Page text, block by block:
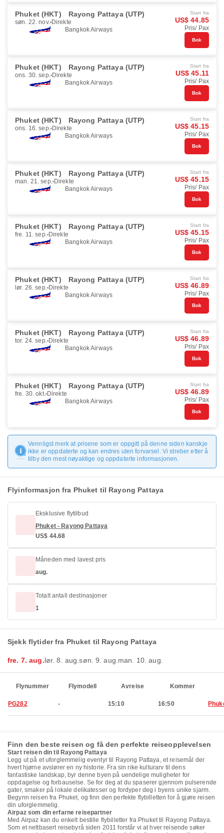
Phuket (HKT) Rayong Pattaya (UTP)
søn. 22. nov. Direkte
Bangkok Airways
Start fra
US$ 44.85
Pris/ Pax
Bok
Phuket (HKT) Rayong Pattaya (UTP)
ons. 30. sep. Direkte
Bangkok Airways
Start fra
US$ 45.11
Pris/ Pax
Bok
Phuket (HKT) Rayong Pattaya (UTP)
ons. 16. sep. Direkte
Bangkok Airways
Start fra
US$ 45.15
Pris/ Pax
Bok
Phuket (HKT) Rayong Pattaya (UTP)
man. 21. sep. Direkte
Bangkok Airways
Start fra
US$ 45.15
Pris/ Pax
Bok
Phuket (HKT) Rayong Pattaya (UTP)
fre. 11. sep. Direkte
Bangkok Airways
Start fra
US$ 45.15
Pris/ Pax
Bok
Phuket (HKT) Rayong Pattaya (UTP)
lør. 26. sep. Direkte
Bangkok Airways
Start fra
US$ 46.89
Pris/ Pax
Bok
Phuket (HKT) Rayong Pattaya (UTP)
tor. 24. sep. Direkte
Bangkok Airways
Start fra
US$ 46.89
Pris/ Pax
Bok
Phuket (HKT) Rayong Pattaya (UTP)
fre. 30. okt. Direkte
Bangkok Airways
Start fra
US$ 46.89
Pris/ Pax
Bok
Vennligst merk at prisene som er oppgitt på denne siden kanskje
ikke er oppdaterte og kan endres uten forvarsel. Vi streber etter å
tilby den mest nøyaktige og oppdaterte informasjonen.
Flyinformasjon fra Phuket til Rayong Pattaya
Eksklusive flytilbud
Phuket - Rayong Pattaya
US$ 44.68
Måneden med lavest pris
aug.
Totalt antall destinasjoner
1
Sjekk flytider fra Phuket til Rayong Pattaya
fre. 7. aug.lør. 8. aug.søn. 9. aug. man. 10. aug.
Flynummer Flymodell Avreise Kommer
PG282 - 15:10 16:50
Finn den beste reisen og få den perfekte reiseopplevelsen
Start reisen din til Rayong Pattaya
Legg ut på et uforglemmelig eventyr til Rayong Pattaya, et reisemål der
hvert hjørne avslører en ny historie. Fra sin rike kulturarv til dens
fantastiske landskap, byr denne byen på uendelige muligheter for
oppdagelse og forbauselse. Se for deg at du spaserer gjennom pulserende
gater, smaker på lokale delikatesser og fordyper deg i byens unike sjarm.
Begynn reisen fra Phuket, og finn den perfekte flybilletten for å gjøre reisen
din uforglemmelig.
Airpaz som din erfarne reisepartner
Med Airpaz kan du enkelt bestille flybilletter fra Phuket til Rayong Pattaya.
Som et nettbasert reisebyrå siden 2011 forstår vi at hver reisende søker